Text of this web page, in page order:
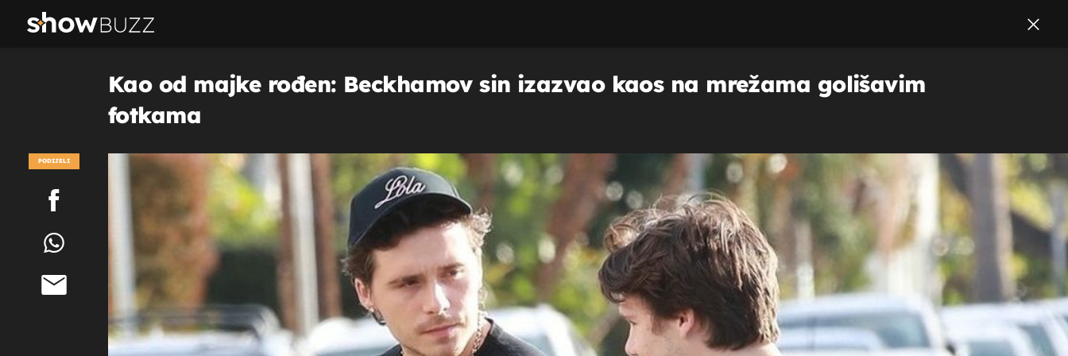
Kao od majke rođen: Beckhamov sin izazvao kaos na mrežama golišavim
fotkama
PODIJELI
POGLEDAJ